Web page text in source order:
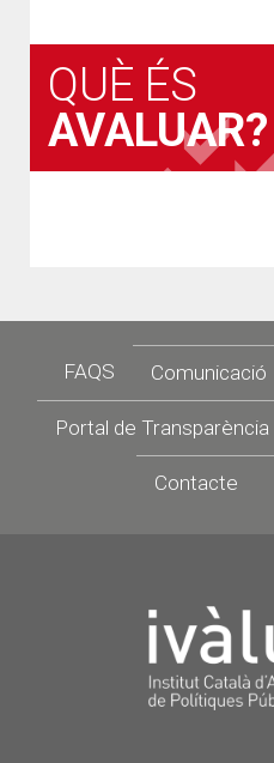
QUÈ ÉS
AVALUAR?
Footer
FAQS Comunicació
Portal de Transparència
Contacte